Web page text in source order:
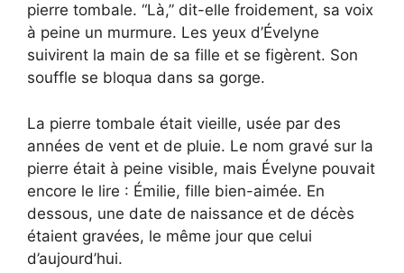
pierre tombale. “Là,” dit-elle froidement, sa voix
à peine un murmure. Les yeux d’Évelyne
suivirent la main de sa fille et se figèrent. Son
souffle se bloqua dans sa gorge.
La pierre tombale était vieille, usée par des
années de vent et de pluie. Le nom gravé sur la
pierre était à peine visible, mais Évelyne pouvait
encore le lire : Émilie, fille bien-aimée. En
dessous, une date de naissance et de décès
étaient gravées, le même jour que celui
d’aujourd’hui.